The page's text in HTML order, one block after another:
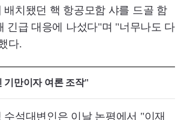
배치됐던 핵 항공모함 샤를 드골 함
긴급 대응에 나섰다"며 "너무나도 다
다.
기만이자 여론 조작"
수석대변인은 이날 논평에서 "이재